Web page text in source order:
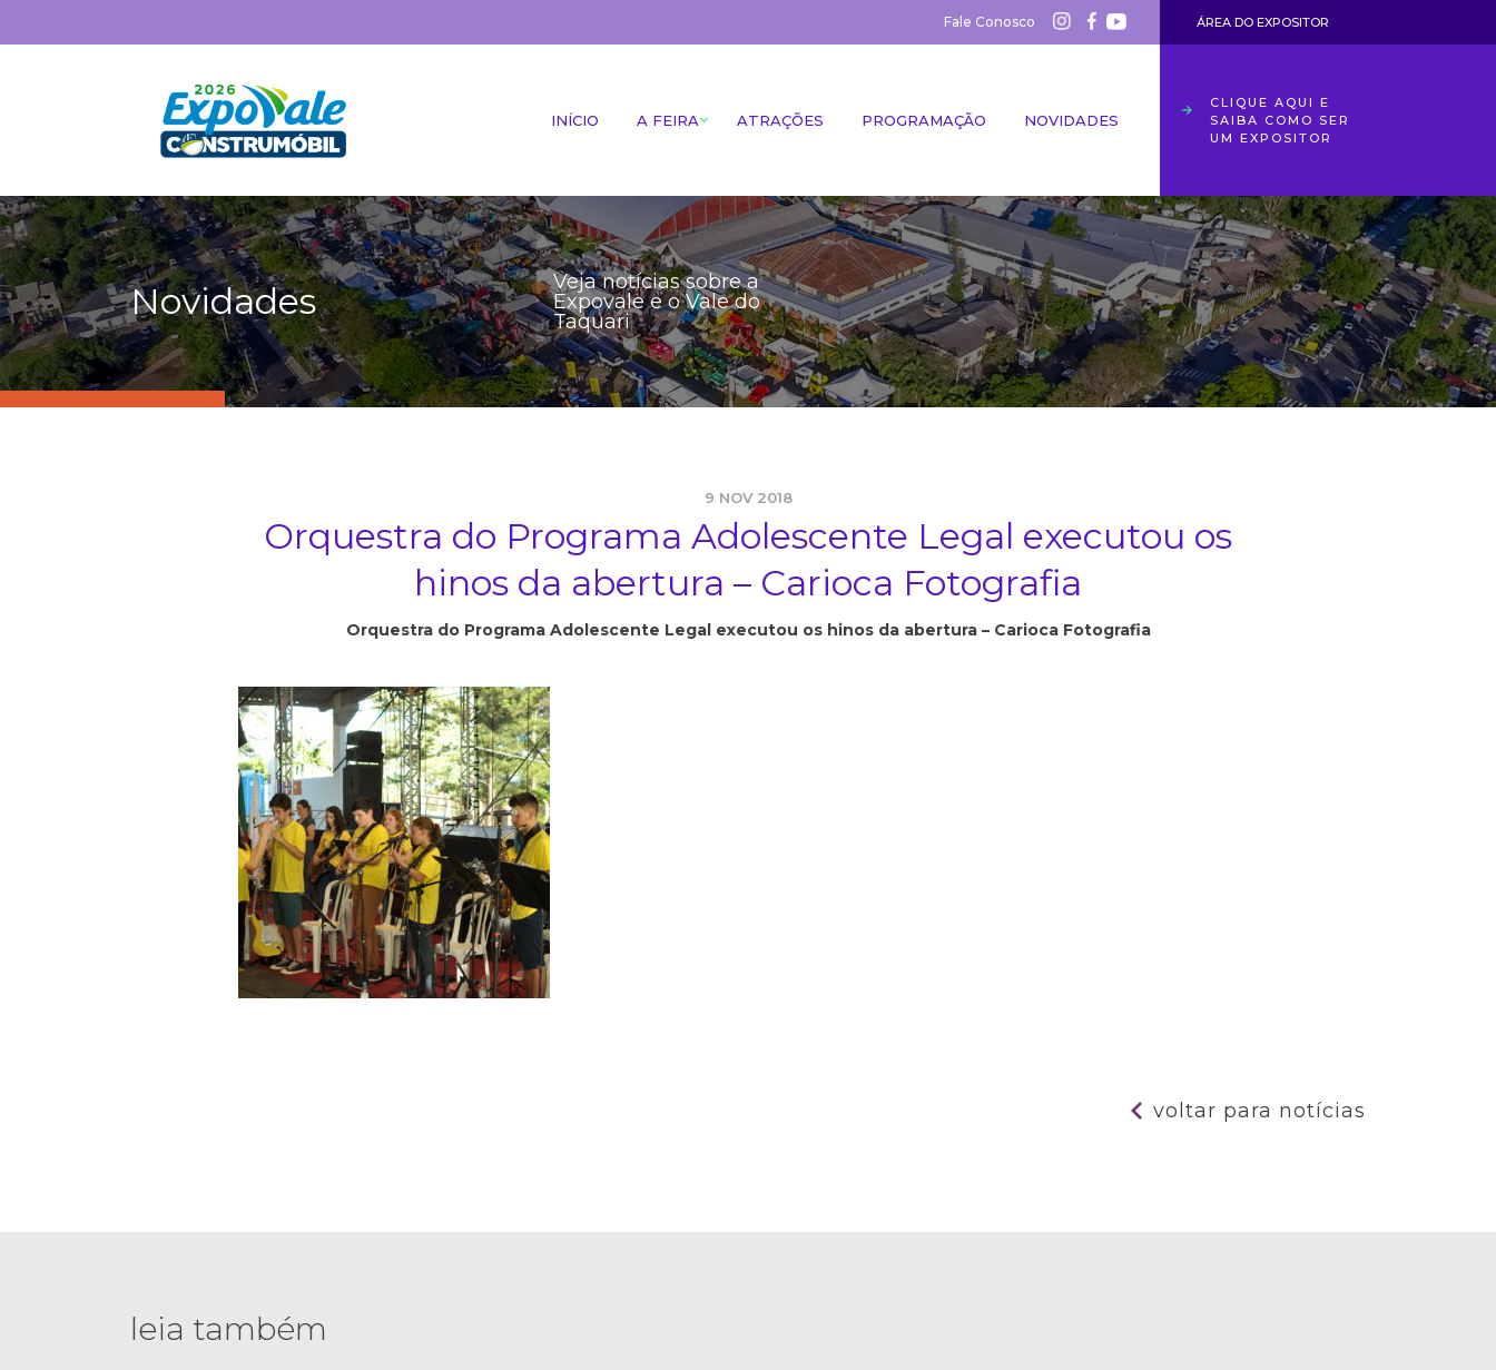
Fale Conosco ÁREA DO EXPOSITOR
INÍCIO A FEIRA ATRAÇÕES PROGRAMAÇÃO NOVIDADES
CLIQUE AQUI E
SAIBA COMO SER
UM EXPOSITOR
Novidades
Veja notícias sobre a
Expovale e o Vale do
Taquari
9 NOV 2018
Orquestra do Programa Adolescente Legal executou os
hinos da abertura – Carioca Fotografia
Orquestra do Programa Adolescente Legal executou os hinos da abertura – Carioca Fotografia
voltar para notícias
leia também